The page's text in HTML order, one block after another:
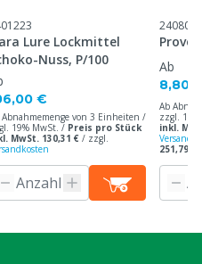
Lure Lockmittel
Nuss, P/100
€
Abnahmemenge von 3 Einheiten /
19% MwSt. / Preis pro Stück
MwSt. 130,31 € / zzgl.
2408004
Ab
8,80
Ab
zzgl.
inkl.
251,79